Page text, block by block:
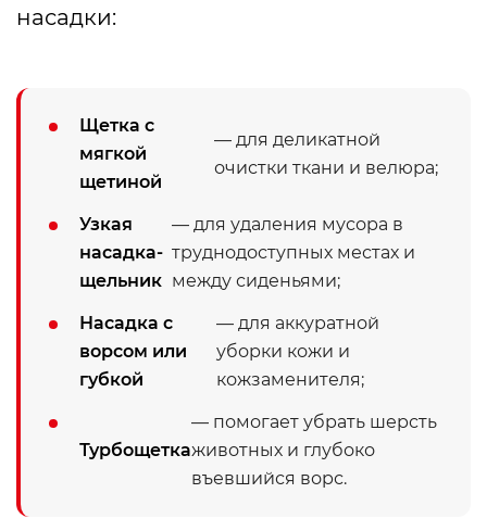
насадки:
Щетка с
мягкой
щетиной
— для деликатной
очистки ткани и велюра;
Узкая
насадка-
щельник
— для удаления мусора в
труднодоступных местах и
между сиденьями;
Насадка с
ворсом или
губкой
— для аккуратной
уборки кожи и
кожзаменителя;
Турбощетка
— помогает убрать шерсть
животных и глубоко
въевшийся ворс.